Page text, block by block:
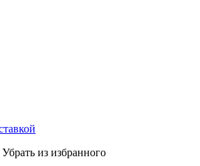
Убрать из избранного